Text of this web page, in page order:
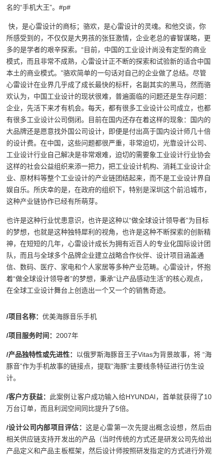
名的“手机大王”。#p#
快，是心雷设计的商标；骆欢，是心雷设计的灵魂。和他交谈，你
所感受到的，不仅仅是大男孩的张狂激情，企业老总的睿智谋略，更
多的是学者的艰辛探索。“目前，中国的工业设计尚没有定型的商业
模式，而且非常不成熟，心雷设计正不断的探索和试验新的适合中国
本土的商业模式。”骆欢简单的一句话对自己的企业做了总结。尽管
心雷设计在业界几乎成了成长最快的标杆，名副其实的黑马，然而骆
欢认为，中国工业设计的现状很难，普遍面临的问题还是生存问题：
企业，先活下来才有机会。每天，都有很多工业设计公司成立，也都
有很多工业设计公司倒闭。目前在国内还存在着这样的现象：国内的
大品牌还是愿意找外国公司设计，即便是付出高于国内设计师几十倍
的设计费。在中国，这些问题都很严重，非常迫切，光靠设计公司、
工业设计行业自己解决是非常艰难，迫切的需要象工业设计行业协会
这样的社会公益组织来添一把力，把工业设计机构、消耗工业设计企
业、原材料等整个工业设计的产业链团结起来，而不是工业设计界自
娱自乐。所庆幸的是，在政府的组织下，特别是深圳这个前沿城市，
这种产业链协作已经有所萌芽。
也许是这种行业忧患意识，也许是这种以“做全球设计领导者”为目标
的梦想，也就是这种独特犀利的视角，也许是这种不断探索的创新精
神，在短短的几年，心雷设计成长为拥有近百人的专业化国际设计团
队，而且与全球多个品牌企业建立战略合作伙伴、设计项目涵盖通
信、数码、医疗、家电和个人家居等多种产业范畴。心雷设计，怀抱
着“做全球设计领导者”的梦想，秉承“让产品感动生活”的核心观点，
在全球工业设计舞台上创造出一个又一个的销售奇迹。
/项目名称： 优美海豚音乐手机
/项目服务时间： 2007年
/产品独特性或先进性： 以俄罗斯海豚音王子Vitas为背景故事，将 “海
豚音”作为手机故事的链接点，提取”海豚“主要线条特征进行仿生设
计。
/客户方获益： 此案例让客户成功输入给HYUNDAI，首单就获得了10
万台订单，而且利润空间同比提升了5倍。
/设计公司内部项目评估： 这是心雷第一次先提出概念设想，然后由
相关供应链支持开发出的产品（当时传统的方式还是研发公司先给出
产品定义和产品主板框架，然后设计师按照研发指定的方式进行外观